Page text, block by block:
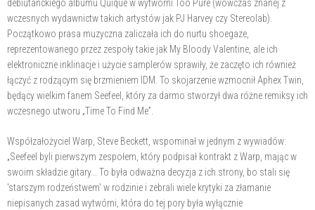
debiutanckiego albumu Quique w wytwórni Too Pure (wówczas znanej z
wczesnych wydawnictw takich artystów jak PJ Harvey czy Stereolab).
Początkowo prasa muzyczna zaliczała ich do nurtu shoegaze,
reprezentowanego przez zespoły takie jak My Bloody Valentine, ale ich
elektroniczne inklinacje i użycie samplerów sprawiły, że zaczęto ich również
łączyć z rodzącym się brzmieniem IDM. To skojarzenie wzmocnił Aphex Twin,
będący wielkim fanem Seefeel, który za darmo stworzył dwa różne remiksy ich
wczesnego utworu „Time To Find Me”.
Współzałożyciel Warp, Steve Beckett, wspominał w jednym z wywiadów:
„Seefeel byli pierwszym zespołem, który podpisał kontrakt z Warp, mając w
swoim składzie gitary... To była odważna decyzja z ich strony, bo stali się
'starszym rodzeństwem' w rodzinie i zebrali wiele krytyki za złamanie
niepisanych zasad wytwórni, która do tej pory była wyłącznie